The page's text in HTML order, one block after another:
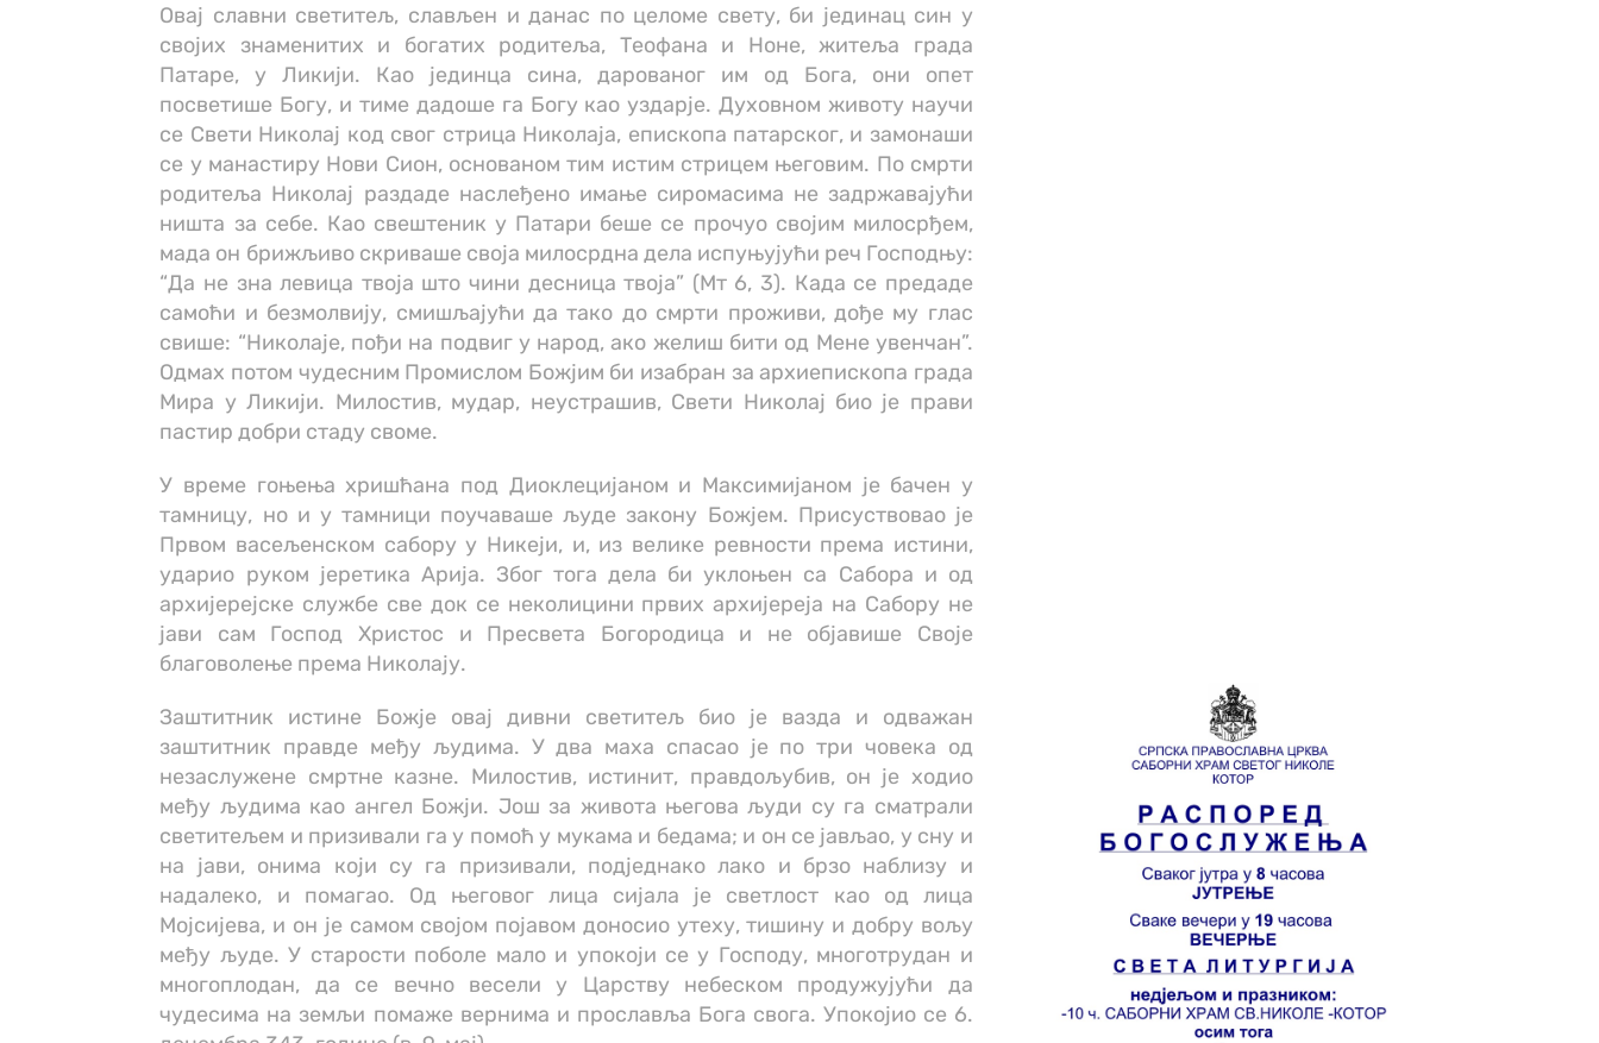
Овај славни светитељ, слављен и данас по целоме свету, би јединац син у
својих знаменитих и богатих родитеља, Теофана и Ноне, житеља града
Патаре, у Ликији. Као јединца сина, дарованог им од Бога, они опет
посветише Богу, и тиме дадоше га Богу као уздарје. Духовном животу научи
се Свети Николај код свог стрица Николаја, епископа патарског, и замонаши
се у манастиру Нови Сион, основаном тим истим стрицем његовим. По смрти
родитеља Николај раздаде наслеђено имање сиромасима не задржавајући
ништа за себе. Као свештеник у Патари беше се прочуо својим милосрђем,
мада он брижљиво скриваше своја милосрдна дела испуњујући реч Господњу:
“Да не зна левица твоја што чини десница твоја” (Мт 6, 3). Када се предаде
самоћи и безмолвију, смишљајући да тако до смрти проживи, дође му глас
свише: “Николаје, пођи на подвиг у народ, ако желиш бити од Мене увенчан”.
Одмах потом чудесним Промислом Божјим би изабран за архиепископа града
Мира у Ликији. Милостив, мудар, неустрашив, Свети Николај био је прави
пастир добри стаду своме.
У време гоњења хришћана под Диоклецијаном и Максимијаном је бачен у
тамницу, но и у тамници поучаваше људе закону Божјем. Присуствовао је
Првом васељенском сабору у Никеји, и, из велике ревности према истини,
ударио руком јеретика Арија. Због тога дела би уклоњен са Сабора и од
архијерејске службе све док се неколицини првих архијереја на Сабору не
јави сам Господ Христос и Пресвета Богородица и не објавише Своје
благоволење према Николају.
Заштитник истине Божје овај дивни светитељ био је вазда и одважан
заштитник правде међу људима. У два маха спасао је по три човека од
незаслужене смртне казне. Милостив, истинит, правдољубив, он је ходио
међу људима као ангел Божји. Још за живота његова људи су га сматрали
светитељем и призивали га у помоћ у мукама и бедама; и он се јављао, у сну и
на јави, онима који су га призивали, подједнако лако и брзо наблизу и
надалеко, и помагао. Од његовог лица сијала је светлост као од лица
Мојсијева, и он је самом својом појавом доносио утеху, тишину и добру вољу
међу људе. У старости поболе мало и упокоји се у Господу, многотрудан и
многоплодан, да се вечно весели у Царству небеском продужујући да
чудесима на земљи помаже вернима и прославља Бога свога. Упокојио се 6.